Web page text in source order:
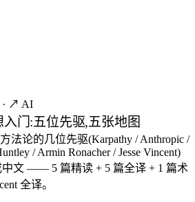
· ↗ AI
入门:五位先驱,五张地图
法论的几位先驱(Karpathy / Anthropic /
/ Armin Ronacher / Jesse Vincent)
文 —— 5 篇精读 + 5 篇全译 + 1 篇术
全译。